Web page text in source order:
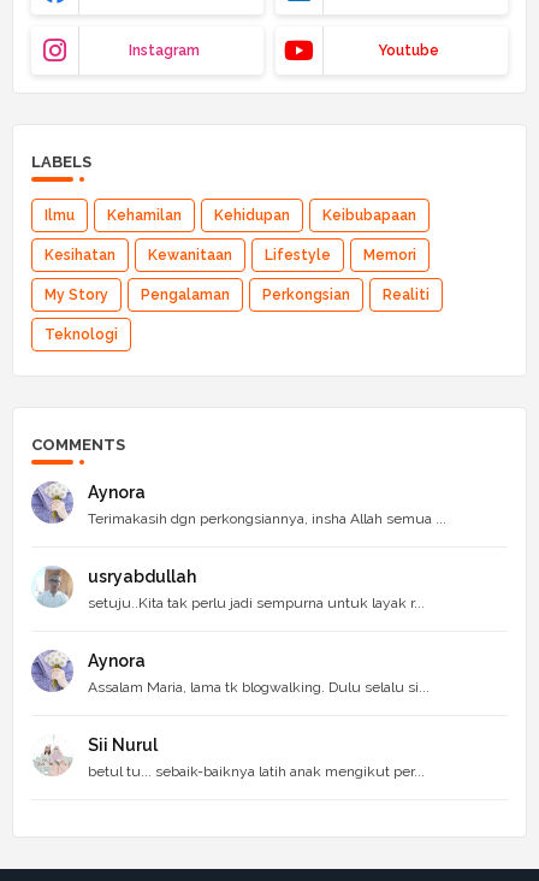
Instagram Youtube
LABELS
Ilmu Kehamilan Kehidupan Keibubapaan
Kesihatan Kewanitaan Lifestyle Memori
My Story Pengalaman Perkongsian Realiti
Teknologi
COMMENTS
Aynora
Terimakasih dgn perkongsiannya, insha Allah semua ...
usryabdullah
setuju..Kita tak perlu jadi sempurna untuk layak r...
Aynora
Assalam Maria, lama tk blogwalking. Dulu selalu si...
Sii Nurul
betul tu... sebaik-baiknya latih anak mengikut per...